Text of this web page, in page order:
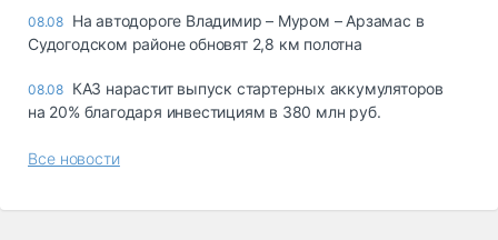
08.08 На автодороге Владимир – Муром – Арзамас в
Судогодском районе обновят 2,8 км полотна
08.08 КАЗ нарастит выпуск стартерных аккумуляторов
на 20% благодаря инвестициям в 380 млн руб.
Все новости